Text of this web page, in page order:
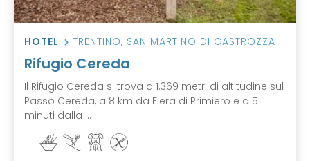
HOTEL TRENTINO, SAN MARTINO DI CASTROZZA
Rifugio Cereda
Il Rifugio Cereda si trova a 1.369 metri di altitudine sul
Passo Cereda, a 8 km da Fiera di Primiero e a 5
minuti dalla ...